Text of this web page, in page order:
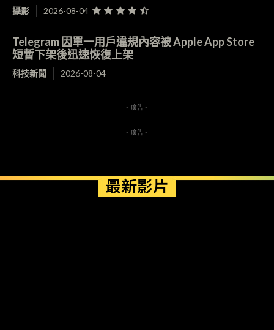
攝影 2026-08-04
Telegram 因單一用戶違規內容被 Apple App Store
短暫下架後迅速恢復上架
科技新聞 2026-08-04
- 廣告 -
- 廣告 -
最新影片